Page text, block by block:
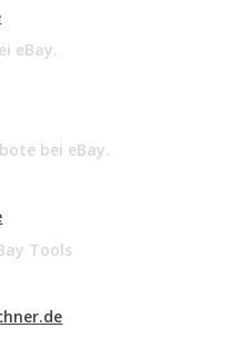
eBay.
bei eBay.
Tools